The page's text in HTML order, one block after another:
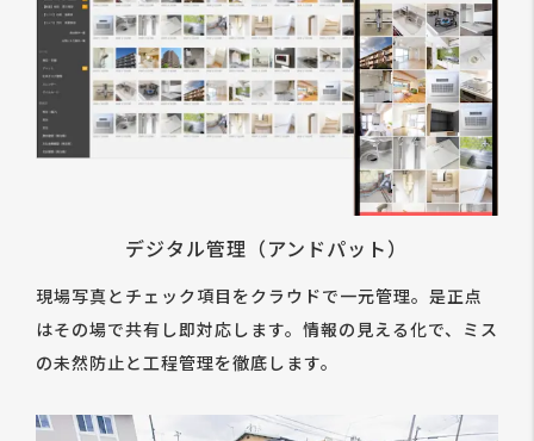
デジタル管理（アンドパット）
現場写真とチェック項目をクラウドで一元管理。是正点
はその場で共有し即対応します。情報の見える化で、ミス
の未然防止と工程管理を徹底します。